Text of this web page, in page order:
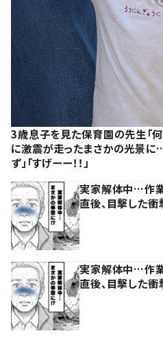
3歳息子を見た保育園の先生「
に激震が走ったまさかの光景に
ず」「すげーー！！」
実家解体中…作
直後、目撃した衝
実家解体中…作
直後、目撃した衝